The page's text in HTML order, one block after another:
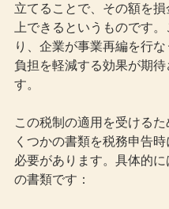
立てることで、その額を
上できるというものです。
り、企業が事業再編を行
負担を軽減する効果が期待
す。
この税制の適用を受ける
くつかの書類を税務申告
必要があります。具体的
の書類です：